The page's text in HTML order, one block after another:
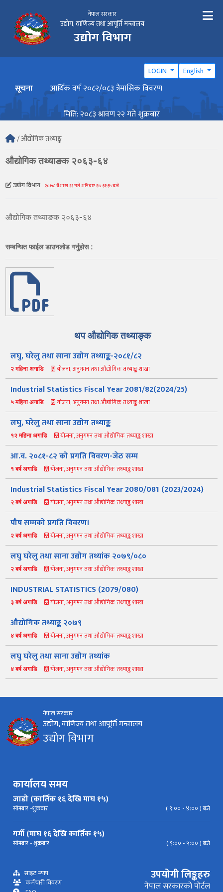
नेपाल सरकार
उद्योग, वाणिज्य तथा आपूर्ति मन्त्रालय
उद्योग विभाग
LOGIN English
सूचना आर्थिक वर्ष २०८२/०८३ त्रैमासिक विवरण
मिति: २०८३ श्रावण २२ गते शुक्रबार
/ औद्योगिक तथ्याङ्क
औद्योगिक तथ्याङक २०६३-६४
उद्योग विभाग २०७८ बैशाख ११ गते शनिबार १७:३१:३५ बजे
औद्योगिक तथ्याङक २०६३-६४
सम्बन्धित फाईल डाउनलोड गर्नुहोस :
थप औद्योगिक तथ्याङ्क
लघु, घरेलु तथा साना उद्योग तथ्याङ्क-२०८१/८२
२ महिना अगाडि योजना, अनुगमन तथा औद्योगिक तथ्याङ्क शाखा
Industrial Statistics Fiscal Year 2081/82(2024/25)
५ महिना अगाडि योजना, अनुगमन तथा औद्योगिक तथ्याङ्क शाखा
लघु, घरेलु तथा साना उद्योग तथ्याङ्क
१२ महिना अगाडि योजना, अनुगमन तथा औद्योगिक तथ्याङ्क शाखा
आ.व. २०८१-८२ को प्रगति विवरण-जेठ सम्म
१ बर्ष अगाडि योजना, अनुगमन तथा औद्योगिक तथ्याङ्क शाखा
Industrial Statistics Fiscal Year 2080/081 (2023/2024)
२ बर्ष अगाडि योजना, अनुगमन तथा औद्योगिक तथ्याङ्क शाखा
पौष सम्मको प्रगति विवरण।
२ बर्ष अगाडि योजना, अनुगमन तथा औद्योगिक तथ्याङ्क शाखा
लघु घरेलु तथा साना उद्योग तथ्यांक २०७९/०८०
२ बर्ष अगाडि योजना, अनुगमन तथा औद्योगिक तथ्याङ्क शाखा
INDUSTRIAL STATISTICS (2079/080)
३ बर्ष अगाडि योजना, अनुगमन तथा औद्योगिक तथ्याङ्क शाखा
औद्योगिक तथ्याङ्क २०७९
४ बर्ष अगाडि योजना, अनुगमन तथा औद्योगिक तथ्याङ्क शाखा
लघु घरेलु तथा साना उद्योग तथ्यांक
४ बर्ष अगाडि योजना, अनुगमन तथा औद्योगिक तथ्याङ्क शाखा
सहायक । यहाँहरुलाई म कसरी सहायता गर्न सक्छु भनेर हेर्न कृपया बटनहरुमा
थिच्नुहोस्।
सूचना समाचार
कानून र नियमावली नियमावली अन्य प्रकाशन अध्ययन सामाग्री
प्रेस विज्ञप्ति
नेपाल सरकार
उद्योग, वाणिज्य तथा आपूर्ति मन्त्रालय
उद्योग विभाग
कार्यालय समय
जाडो (कार्तिक १६ देखि माघ १५)
सोमबार -शुक्रबार ( ९:०० - ४:०० ) बजे
गर्मी (माघ १६ देखि कार्तिक १५)
सोमबार - शुक्रबार ( ९:०० - ५:०० ) बजे
साइट म्याप
कर्मचारी विवरण
उपयोगी लिङ्कहरु
नेपाल सरकारको पोर्टल